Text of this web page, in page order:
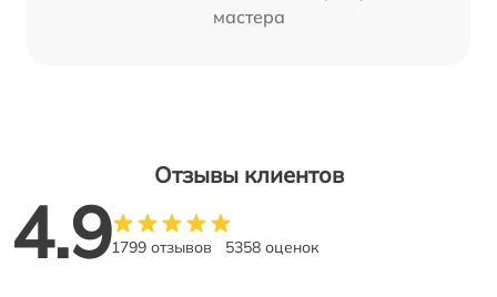
мастера
Отзывы клиентов
4.91799 отзывов 5358 оценок